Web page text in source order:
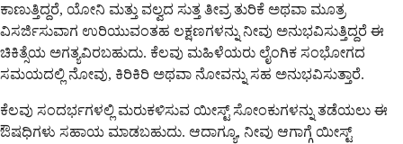
ಕಾಣುತ್ತಿದ್ದರೆ, ಯೋನಿ ಮತ್ತು ವಲ್ವದ ಸುತ್ತ ತೀವ್ರ ತುರಿಕೆ ಅಥವಾ ಮೂತ್ರ
ವಿಸರ್ಜಿಸುವಾಗ ಉರಿಯುವಂತಹ ಲಕ್ಷಣಗಳನ್ನು ನೀವು ಅನುಭವಿಸುತ್ತಿದ್ದರೆ ಈ
ಚಿಕಿತ್ಸೆಯ ಅಗತ್ಯವಿರಬಹುದು. ಕೆಲವು ಮಹಿಳೆಯರು ಲೈಂಗಿಕ ಸಂಭೋಗದ
ಸಮಯದಲ್ಲಿ ನೋವು, ಕಿರಿಕಿರಿ ಅಥವಾ ನೋವನ್ನು ಸಹ ಅನುಭವಿಸುತ್ತಾರೆ.
ಕೆಲವು ಸಂದರ್ಭಗಳಲ್ಲಿ ಮರುಕಳಿಸುವ ಯೀಸ್ಟ್ ಸೋಂಕುಗಳನ್ನು ತಡೆಯಲು ಈ
ಔಷಧಿಗಳು ಸಹಾಯ ಮಾಡಬಹುದು. ಆದಾಗ್ಯೂ, ನೀವು ಆಗಾಗ್ಗೆ ಯೀಸ್ಟ್